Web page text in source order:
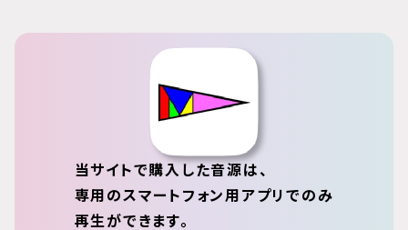
当サイトで購入した音源は、
専用のスマートフォン用アプリでのみ
再生ができます。